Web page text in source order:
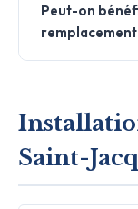
Peut-on
Saint-